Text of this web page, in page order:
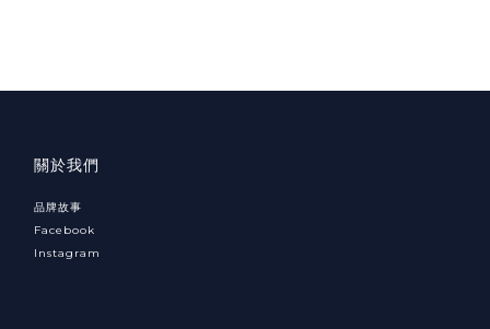
關於我們
品牌故事
Facebook
Instagram